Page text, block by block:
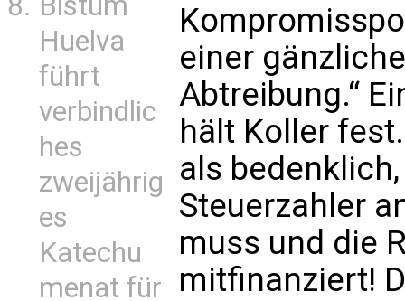
Huelva
führt
verbindlic
hes
zweijährig
es
Katechu
menat für
einer
Abtreibung.“
hält Koller
als
Steuerzahler
muss und die
mitfinanziert!